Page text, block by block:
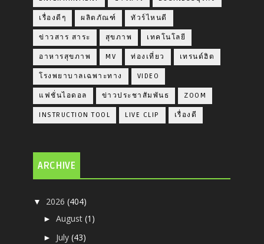
เรื่องดีๆ ผลิตภัณฑ์ ทัวร์ไหนดี
ข่าวสาร สาระ สุขภาพ เทคโนโลยี
อาหารสุขภาพ MV ท่องเที่ยว เทรนด์ฮิต
โรงพยาบาลเฉพาะทาง VIDEO
แฟชั่นไอดอล ข่าวประชาสัมพันธ ZOOM
INSTRUCTION TOOL LIVE CLIP เรื่องดี
ARCHIVE
▼ 2026(404)
►August(1)
► July(43)